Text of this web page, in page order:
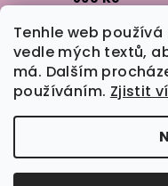
Tenhle web
vedle mých textů,
má. Dalším
používáním. Zjistit
Triko NEVIM,
890 Kč
Samolepka
35 Kč